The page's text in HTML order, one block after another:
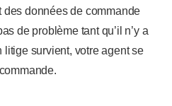
des données de commande
de problème tant qu’il n’y a
litige survient, votre agent se